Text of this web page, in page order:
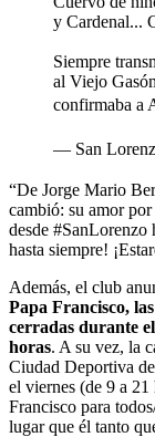
y Cardenal...
Siempre
al Viejo
confirmaba a
— San
“De Jorge Mario
cambió: su amor
desde #SanLorenzo
hasta siempre!
Además, el club
Papa Francisco,
cerradas durante
horas. A su vez, la
Ciudad Deportiva
el viernes (de 9 a
Francisco para
lugar que él tanto